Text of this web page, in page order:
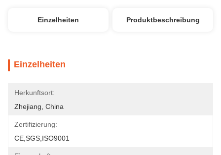
Einzelheiten Produktbeschreibung
Einzelheiten
Herkunftsort:
Zhejiang, China
Zertifizierung:
CE,SGS,ISO9001